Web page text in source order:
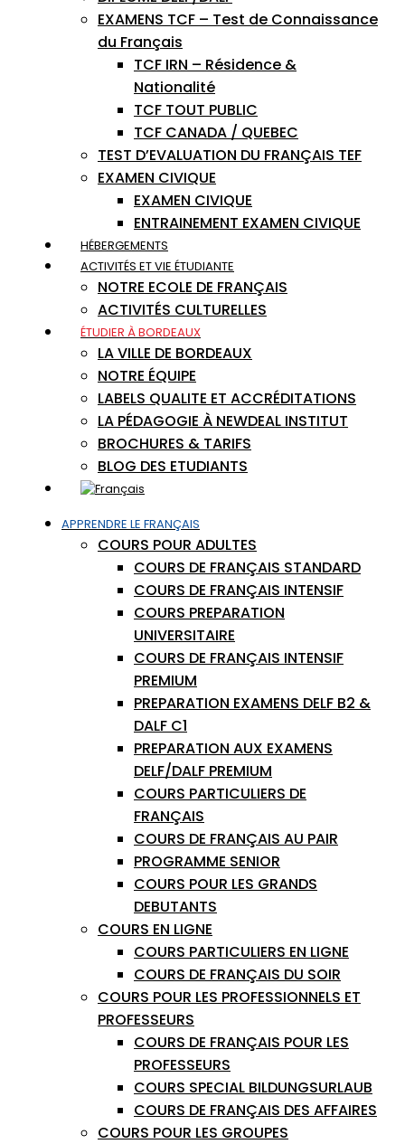
EXAMENS TCF – Test de Connaissance
du Français
TCF IRN – Résidence &
Nationalité
TCF TOUT PUBLIC
TCF CANADA / QUEBEC
TEST D’EVALUATION DU FRANÇAIS TEF
EXAMEN CIVIQUE
EXAMEN CIVIQUE
ENTRAINEMENT EXAMEN CIVIQUE
HÉBERGEMENTS
ACTIVITÉS ET VIE ÉTUDIANTE
NOTRE ECOLE DE FRANÇAIS
ACTIVITÉS CULTURELLES
ÉTUDIER À BORDEAUX
LA VILLE DE BORDEAUX
NOTRE ÉQUIPE
LABELS QUALITE ET ACCRÉDITATIONS
LA PÉDAGOGIE À NEWDEAL INSTITUT
BROCHURES & TARIFS
BLOG DES ETUDIANTS
APPRENDRE LE FRANÇAIS
COURS POUR ADULTES
COURS DE FRANÇAIS STANDARD
COURS DE FRANÇAIS INTENSIF
COURS PREPARATION
UNIVERSITAIRE
COURS DE FRANÇAIS INTENSIF
PREMIUM
PREPARATION EXAMENS DELF B2 &
DALF C1
PREPARATION AUX EXAMENS
DELF/DALF PREMIUM
COURS PARTICULIERS DE
FRANÇAIS
COURS DE FRANÇAIS AU PAIR
PROGRAMME SENIOR
COURS POUR LES GRANDS
DEBUTANTS
COURS EN LIGNE
COURS PARTICULIERS EN LIGNE
COURS DE FRANÇAIS DU SOIR
COURS POUR LES PROFESSIONNELS ET
PROFESSEURS
COURS DE FRANÇAIS POUR LES
PROFESSEURS
COURS SPECIAL BILDUNGSURLAUB
COURS DE FRANÇAIS DES AFFAIRES
COURS POUR LES GROUPES